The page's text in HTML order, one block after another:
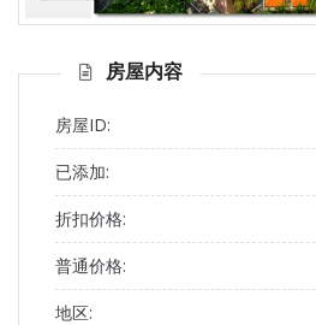
房屋内容
房屋ID:
已添加:
折扣价格:
普通价格:
地区: